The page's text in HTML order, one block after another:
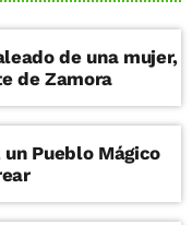
de una mujer,
de Zamora
Pueblo Mágico